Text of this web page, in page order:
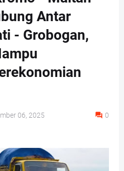
Antar
- Grobogan,
06, 2025 0